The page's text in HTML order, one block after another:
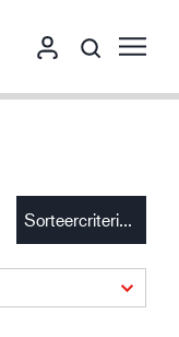
Sorteercriteria